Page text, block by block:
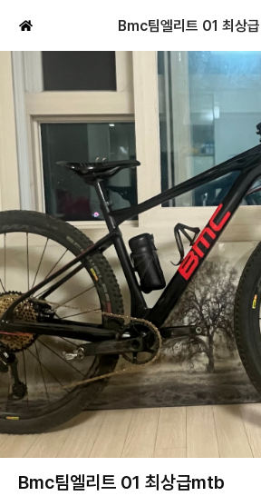
Bmc팀엘리트 01 최상
Bmc팀엘리트 01 최상급mtb